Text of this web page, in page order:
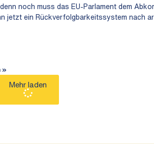
noch muss das EU-Parlament dem
jetzt ein Rückverfolgbarkeitssystem nach
»
Mehr laden